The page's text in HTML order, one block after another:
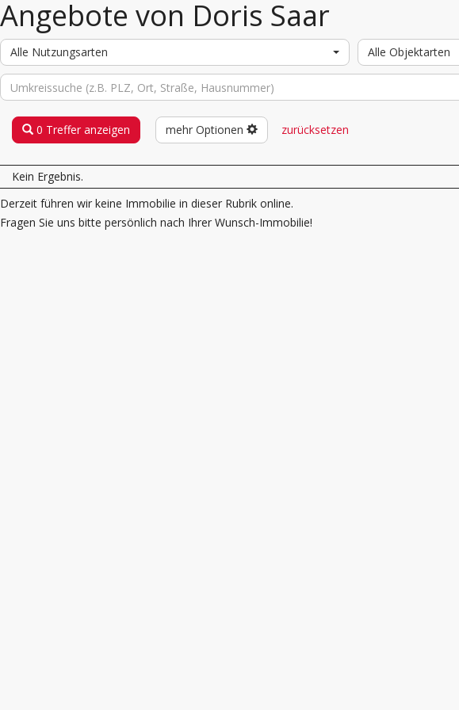
Angebote von Doris Saar
Alle Nutzungsarten Alle Objektarten
0 Treffer anzeigen mehr Optionen zurücksetzen
Kein Ergebnis.
Derzeit führen wir keine Immobilie in dieser Rubrik online.
Fragen Sie uns bitte persönlich nach Ihrer Wunsch-Immobilie!